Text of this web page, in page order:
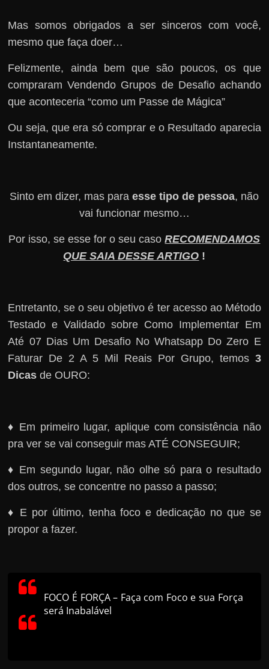
Mas somos obrigados a ser sinceros com você,
mesmo que faça doer…
Felizmente, ainda bem que são poucos, os que
compraram Vendendo Grupos de Desafio achando
que aconteceria “como um Passe de Mágica”
Ou seja, que era só comprar e o Resultado aparecia
Instantaneamente.
Sinto em dizer, mas paraesse tipo de pessoa, não
vai funcionar mesmo…
Por isso, se esse for o seu casoRECOMENDAMOS
QUE SAIA DESSE ARTIGO !
Entretanto, se o seu objetivo é ter acesso ao Método
Testado e Validado sobre Como Implementar Em
Até 07 Dias Um Desafio No Whatsapp Do Zero E
Faturar De 2 A 5 Mil Reais Por Grupo, temos 3
Dicas de OURO:
♦ Em primeiro lugar, aplique com consistência não
pra ver se vai conseguir mas ATÉ CONSEGUIR;
♦ Em segundo lugar, não olhe só para o resultado
dos outros, se concentre no passo a passo;
♦ E por último, tenha foco e dedicação no que se
propor a fazer.
FOCO É FORÇA – Faça com Foco e sua Força
será Inabalável